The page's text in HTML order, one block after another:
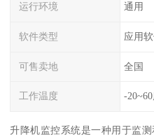
运行环境 通用
软件类型 应用
可售卖地 全国
工作温度 -
升降机监控系统是一种用于监